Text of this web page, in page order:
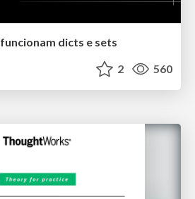
dicts e sets
2 560